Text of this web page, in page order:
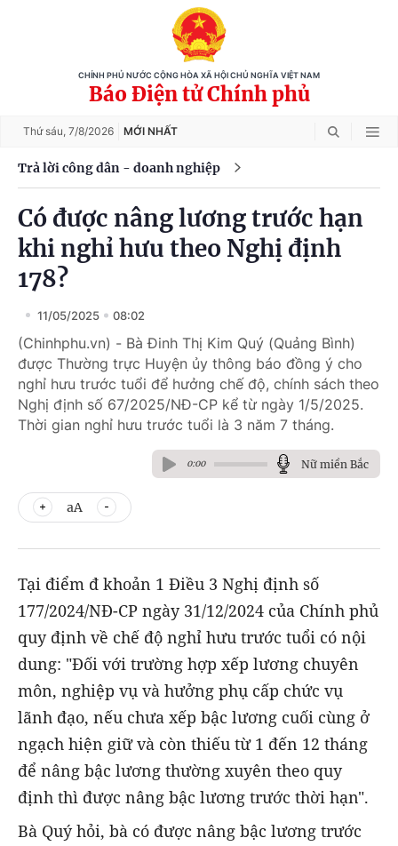
CHÍNH PHỦ NƯỚC CỘNG HÒA XÃ HỘI CHỦ NGHĨA VIỆT NAM
Báo Điện tử Chính phủ
Thứ sáu, 7/8/2026 MỚI NHẤT
Trả lời công dân - doanh nghiệp
Có được nâng lương trước hạn
khi nghỉ hưu theo Nghị định
178?
11/05/2025 08:02
(Chinhphu.vn) - Bà Đinh Thị Kim Quý (Quảng Bình)
được Thường trực Huyện ủy thông báo đồng ý cho
nghỉ hưu trước tuổi để hưởng chế độ, chính sách theo
Nghị định số 67/2025/NĐ-CP kể từ ngày 1/5/2025.
Thời gian nghỉ hưu trước tuổi là 3 năm 7 tháng.
0:00 Nữ miền Bắc
aA
Tại điểm đ khoản 1 Điều 3 Nghị định số
177/2024/NĐ-CP ngày 31/12/2024 của Chính phủ
quy định về chế độ nghỉ hưu trước tuổi có nội
dung: "Đối với trường hợp xếp lương chuyên
môn, nghiệp vụ và hưởng phụ cấp chức vụ
lãnh đạo, nếu chưa xếp bậc lương cuối cùng ở
ngạch hiện giữ và còn thiếu từ 1 đến 12 tháng
để nâng bậc lương thường xuyên theo quy
định thì được nâng bậc lương trước thời hạn".
Bà Quý hỏi, bà có được nâng bậc lương trước